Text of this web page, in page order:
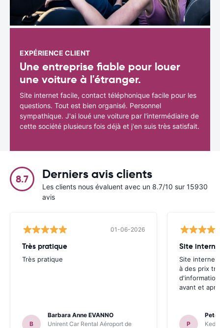
EXPÉRIENCE CLIENT
Une entreprise fiable pour louer
une voiture à l'étranger.
Site internet facile, contact téléphonique facile pour les
questions. Tout est bien organisé. Personnel
sympathique. J'ai loué une voiture par l'intermédiaire de
cette société plusieurs fois déjà et j'en suis très satisfait.
8.7 Derniers avis clients
Les clients nous évaluent avec un 8.7/10 sur 15930
avis
01-06-2026
Très pratique
Très pratique
B
Barbara Anne EVANNO
Unirent Car Rental Aéroport de
Site
Site internet
à des prix
avant et
P